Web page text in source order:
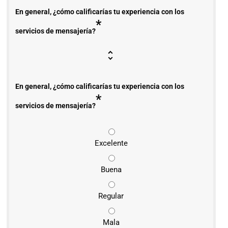
En general, ¿cómo calificarías tu experiencia con los
servicios de mensajería?*
En general, ¿cómo calificarías tu experiencia con los
servicios de mensajería?*
Excelente
Buena
Regular
Mala